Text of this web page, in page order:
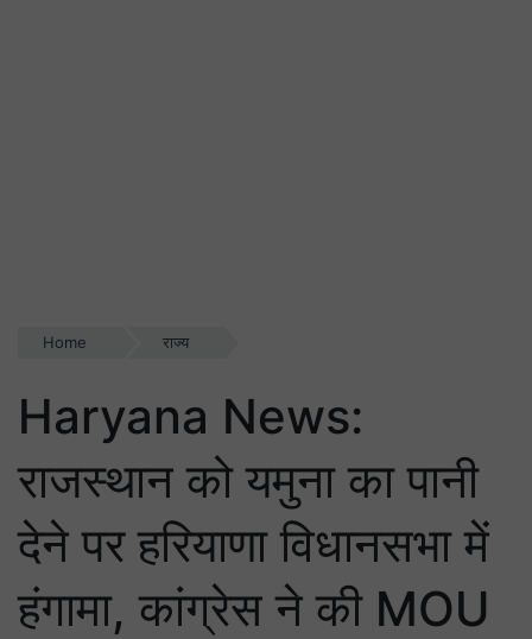
Home राज्य
Haryana News:
राजस्थान को यमुना का पानी
देने पर हरियाणा विधानसभा में
हंगामा, कांग्रेस ने की MOU